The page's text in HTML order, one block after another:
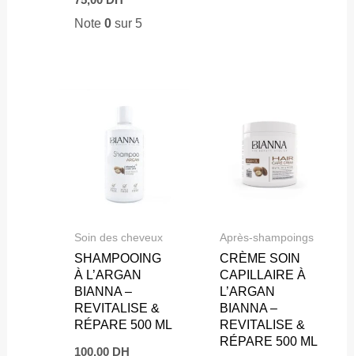
Note0 sur 5
Soin des cheveux
SHAMPOOING
À L’ARGAN
BIANNA –
REVITALISE &
RÉPARE 500 ML
100,00 DH
Après-shampoings
CRÈME SOIN
CAPILLAIRE À
L’ARGAN
BIANNA –
REVITALISE &
RÉPARE 500 ML